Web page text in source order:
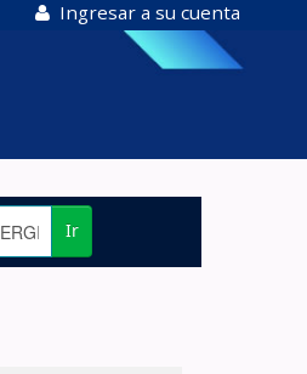
Ingresar a su cuenta
Ir